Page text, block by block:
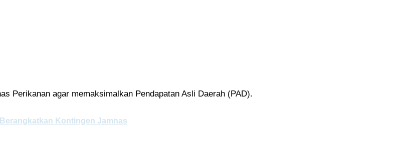
Perikanan agar memaksimalkan Pendapatan Asli Daerah (PAD).
Kontingen Jamnas